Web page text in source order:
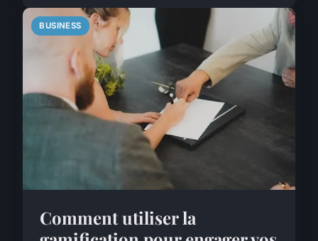
BUSINESS
Comment utiliser la